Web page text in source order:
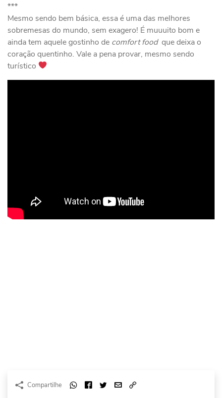
***
Mesmo sendo bem básica, essa é uma das melhores
sobremesas do mundo, sem exagero! É muuuito bom e
ainda tem aquele gostinho de comfort food que deixa o
coração quentinho. Vale a pena provar, mesmo sendo
turístico
Compartilhe